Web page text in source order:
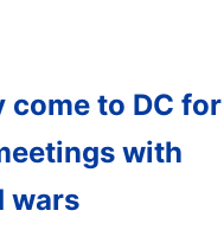
come to DC for
with
wars